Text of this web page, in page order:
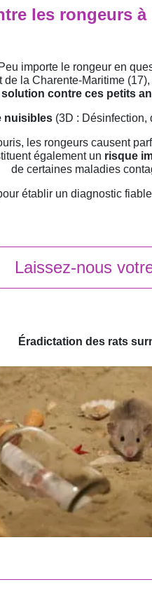
les rongeurs
importe le rongeur en
la Charente-Maritime
solution contre ces petits
nuisibles (3D : Désinfection,
les rongeurs causent
également un risque
de certaines maladies
établir un diagnostic
Laissez-nous
Éradictation des rats